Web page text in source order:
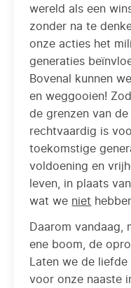
wereld als een
zonder na te
onze acties het
generaties
Bovenal kunnen
en weggooien!
de grenzen van
rechtvaardig is
toekomstige
voldoening en
leven, in plaats
wat we niet
Daarom vandaag,
ene boom, de
Laten we de
voor onze naaste